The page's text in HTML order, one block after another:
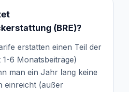
(BRE)?
erstatten einen Teil der
1-6 Monatsbeiträge)
man ein Jahr lang keine
einreicht (außer